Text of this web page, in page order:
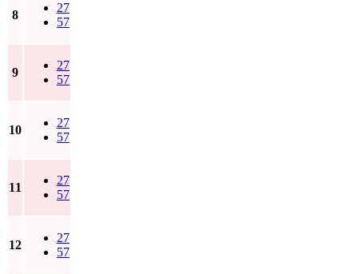
8
27
57
9
27
57
10
27
57
11
27
57
12
27
57